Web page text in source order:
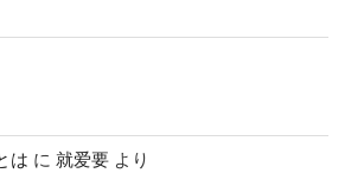
は に 就爱要 より